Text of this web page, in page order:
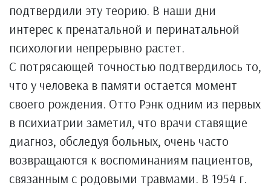
подтвердили эту теорию. В наши дни
интерес к пренатальной и перинатальной
психологии непрерывно растет.
С потрясающей точностью подтвердилось то,
что у человека в памяти остается момент
своего рождения. Отто Рэнк одним из первых
в психиатрии заметил, что врачи ставящие
диагноз, обследуя больных, очень часто
возвращаются к воспоминаниям пациентов,
связанным с родовыми травмами. В 1954 г.